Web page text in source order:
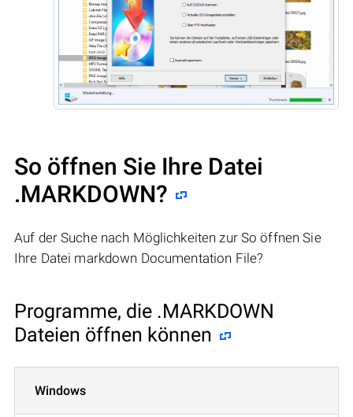
So öffnen Sie Ihre Datei
.MARKDOWN?
Auf der Suche nach Möglichkeiten zur So öffnen Sie
Ihre Datei markdown Documentation File?
Programme, die .MARKDOWN
Dateien öffnen können
Windows